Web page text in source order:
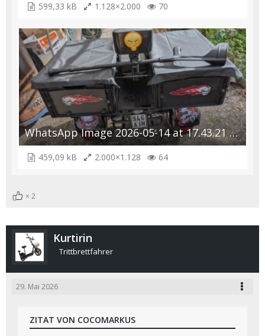
599,33 kB 1.128×2.000 70
WhatsApp Image 2026-05-14 at 17.43.21 (3).jpeg
459,09 kB 2.000×1.128 64
2
Kurtirin
Trittbrettfahrer
29. Mai 2026
ZITAT VON COCOMARKUS